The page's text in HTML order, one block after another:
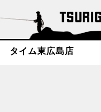
タイム東広島店